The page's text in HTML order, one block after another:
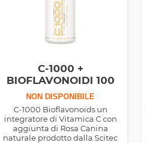
C-1000 +
BIOFLAVONOIDI 100
CPS
NON DISPONIBILE
C-1000 Bioflavonoids un
integratore di Vitamica C con
aggiunta di Rosa Canina
naturale prodotto dalla Scitec